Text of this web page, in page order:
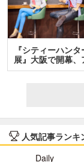
『シティーハン
展』大阪で開幕、
＆…
人気記事ランキ
Daily